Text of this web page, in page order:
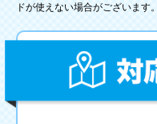
ドが使えない場合がございます。